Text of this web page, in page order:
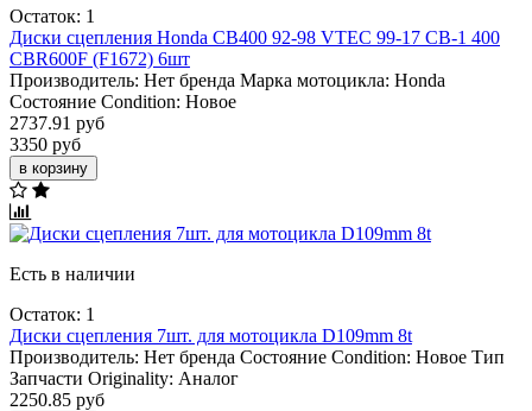
Остаток: 1
Диски сцепления Honda CB400 92-98 VTEC 99-17 CB-1 400
CBR600F (F1672) 6шт
Производитель: Нет бренда Марка мотоцикла: Honda
Состояние Condition: Новое
2737.91 руб
3350 руб
в корзину
Есть в наличии
Остаток: 1
Диски сцепления 7шт. для мотоцикла D109mm 8t
Производитель: Нет бренда Состояние Condition: Новое Тип
Запчасти Originality: Аналог
2250.85 руб